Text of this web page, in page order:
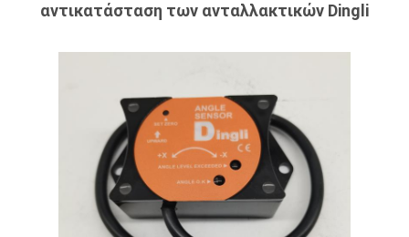
αντικατάσταση των ανταλλακτικών Dingli